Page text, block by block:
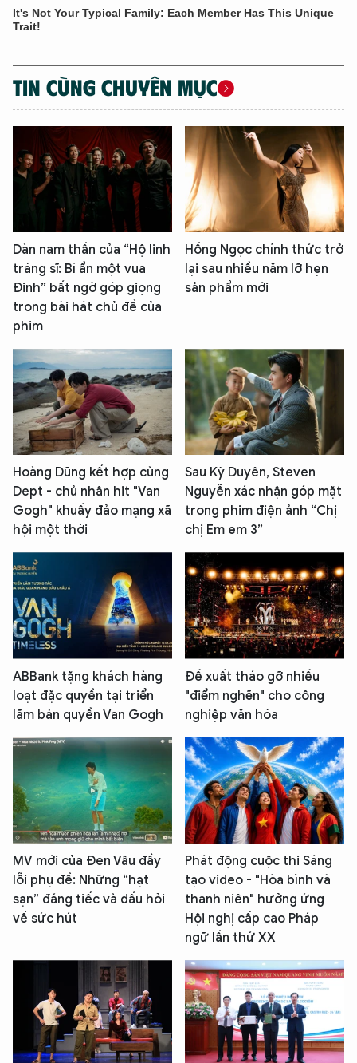
TIN CÙNG CHUYÊN MỤC
Dàn nam thần của “Hộ linh
tráng sĩ: Bí ẩn một vua
Đinh” bất ngờ góp giọng
trong bài hát chủ đề của
phim
Hồng Ngọc chính thức trở
lại sau nhiều năm lỡ hẹn
sản phẩm mới
Hoàng Dũng kết hợp cùng
Dept - chủ nhân hit "Van
Gogh" khuấy đảo mạng xã
hội một thời
Sau Kỳ Duyên, Steven
Nguyễn xác nhận góp mặt
trong phim điện ảnh “Chị
chị Em em 3”
ABBank tặng khách hàng
loạt đặc quyền tại triển
lãm bản quyền Van Gogh
Đề xuất tháo gỡ nhiều
"điểm nghẽn" cho công
nghiệp văn hóa
MV mới của Đen Vâu đầy
lỗi phụ đề: Những “hạt
sạn” đáng tiếc và dấu hỏi
về sức hút
Phát động cuộc thi Sáng
tạo video - "Hòa bình và
thanh niên" hưởng ứng
Hội nghị cấp cao Pháp
ngữ lần thứ XX